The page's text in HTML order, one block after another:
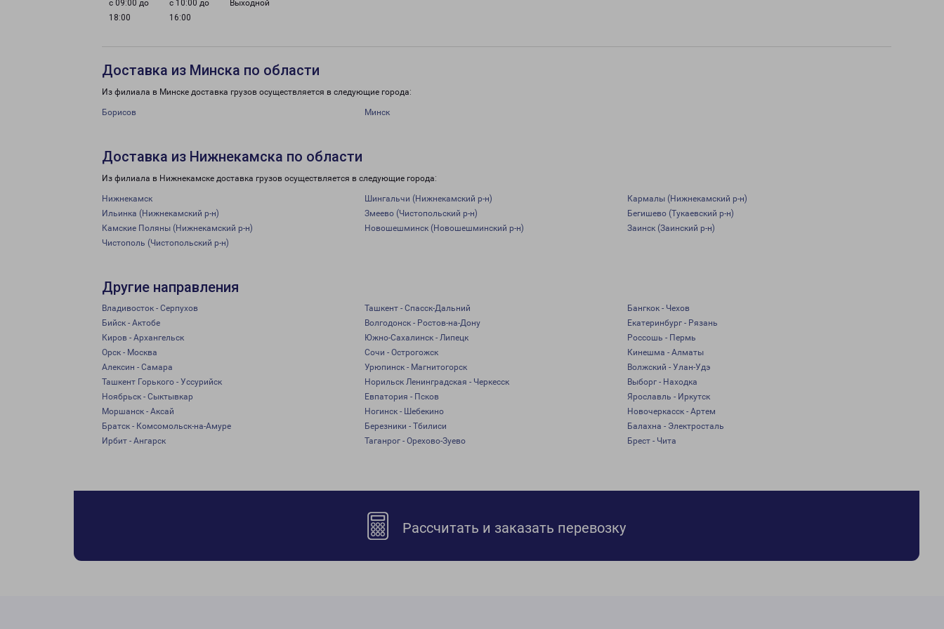
с 09:00 до
18:00
с 10:00 до
16:00
Выходной
Доставка из Минска по области
Из филиала в Минске доставка грузов осуществляется в следующие города:
Борисов Минск
Доставка из Нижнекамска по области
Из филиала в Нижнекамске доставка грузов осуществляется в следующие города:
Нижнекамск Шингальчи (Нижнекамский р-н)
Кармалы (Нижнекамский р-н)
Ильинка (Нижнекамский р-н)
Змеево (Чистопольский р-н)
Бегишево (Тукаевский р-н)
Камские Поляны (Нижнекамский р-н)
Новошешминск (Новошешминский р-н)
Заинск (Заинский р-н)
Чистополь (Чистопольский р-н)
Другие направления
Владивосток - Серпухов Ташкент - Спасск-Дальний
Бангкок - Чехов
Бийск - Актобе
Волгодонск - Ростов-на-Дону
Екатеринбург - Рязань
Киров - Архангельск
Южно-Сахалинск - Липецк
Россошь - Пермь
Орск - Москва
Сочи - Острогожск
Кинешма - Алматы
Алексин - Самара
Урюпинск - Магнитогорск
Волжский - Улан-Удэ
Ташкент Горького - Уссурийск
Норильск Ленинградская - Черкесск
Выборг - Находка
Ноябрьск - Сыктывкар
Евпатория - Псков
Ярославль - Иркутск
Моршанск - Аксай
Ногинск - Шебекино
Новочеркасск - Артем
Братск - Комсомольск-на-Амуре
Березники - Тбилиси
Балахна - Электросталь
Ирбит - Ангарск
Таганрог - Орехово-Зуево Брест - Чита
Рассчитать и заказать перевозку